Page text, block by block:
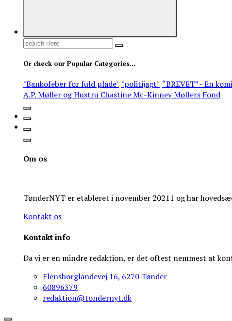
Search
Or check our Popular Categories...
"Bankofeber for fuld plade" "politijagt" “BREVET” - En
A.P. Møller og Hustru Chastine Mc-Kinney Møllers Fond
Om os
TønderNYT er etableret i november 20211 og har
Kontakt os
Kontakt info
Da vi er en mindre redaktion, er det oftest nemmest at
Flensborglandevej 16, 6270 Tønder
60896379
redaktion@tondernyt.dk